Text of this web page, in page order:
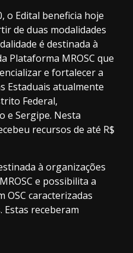
o Edital beneficia hoje
de duas modalidades
é destinada à
Plataforma MROSC que
e fortalecer a
Estaduais atualmente
Federal,
e Sergipe. Nesta
recursos de até R$
à organizações
e possibilita a
OSC caracterizadas
Estas receberam